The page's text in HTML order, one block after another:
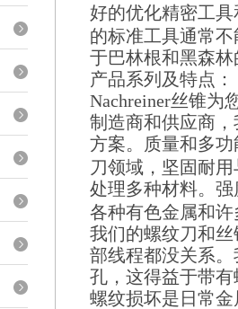
好的优化精密工
的标准工具通常
于巴林根和黑森
产品系列及特点：
Nachreiner丝锥为
制造商和供应商
方案。质量和多
刀领域，坚固耐
处理多种材料。
各种有色金属和
我们的螺纹刀和
部线程都没关系
孔，这得益于带
螺纹损坏是日常